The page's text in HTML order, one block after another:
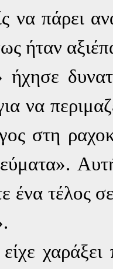
να πάρει
ήταν
ήχησε
να
στη
ένα τέλος